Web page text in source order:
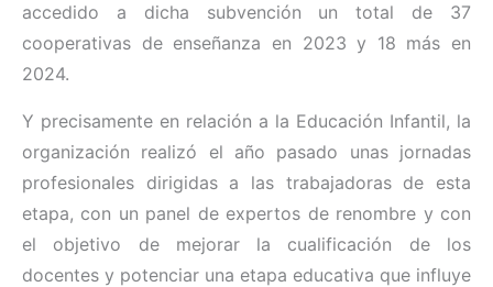
accedido a dicha subvención un total de 37
cooperativas de enseñanza en 2023 y 18 más en
2024.
Y precisamente en relación a la Educación Infantil, la
organización realizó el año pasado unas jornadas
profesionales dirigidas a las trabajadoras de esta
etapa, con un panel de expertos de renombre y con
el objetivo de mejorar la cualificación de los
docentes y potenciar una etapa educativa que influye